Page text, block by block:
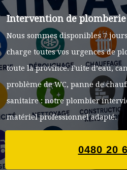
Intervention de
Nous sommes disponibles 7
charge toutes vos urgences de
toute la province. Fuite d’eau,
problème de WC, panne de
sanitaire : notre plombier
matériel professionnel adapté.
0480 20